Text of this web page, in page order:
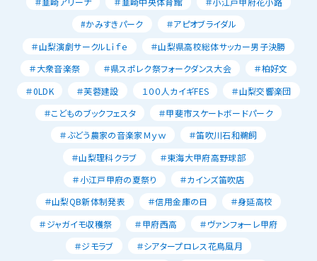
#かみすきパーク
＃アピオブライダル
＃山梨演劇サークルLｉｆｅ
＃山梨県高校総体サッカー男子決勝
＃大衆音楽祭
＃県スポレク祭フォークダンス大会
＃柏好文
＃0LDK
＃芙蓉建設 １００人カイギFES
＃山梨交響楽団
＃こどものブックフェスタ
＃甲斐市スケートボードパーク
＃ぶどう農家の音楽家Ｍｙｗ
＃笛吹川石和鵜飼
＃山梨理科クラブ
＃東海大甲府高野球部
＃小江戸甲府の夏祭り
＃カインズ笛吹店
＃山梨QB新体制発表
＃信用金庫の日
＃身延高校
＃ジャガイモ収穫祭
＃甲府西高
＃ヴァンフォーレ甲府
＃ジモラブ
＃シアタープロレス花鳥風月